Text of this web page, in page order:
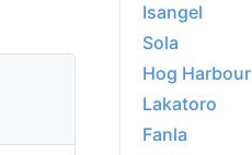
Isangel
Sola
Hog Harbour
Lakatoro
Fanla